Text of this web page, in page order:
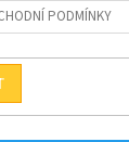
PODMÍNKY